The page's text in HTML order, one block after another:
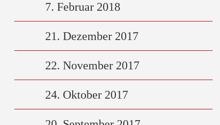
7. Februar 2018
21. Dezember 2017
22. November 2017
24. Oktober 2017